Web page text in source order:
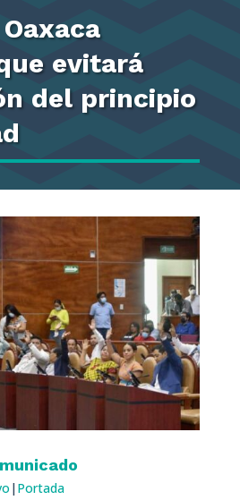
evitará
del principio
| Portada